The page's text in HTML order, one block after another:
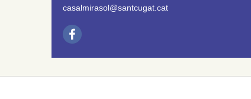
casalmirasol@santcugat.cat